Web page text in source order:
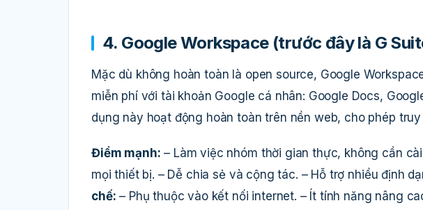
4. Google Workspace (trước đây là G
Mặc dù không hoàn toàn là open source, Google
miễn phí với tài khoản Google cá nhân: Google Docs,
dụng này hoạt động hoàn toàn trên nền web, cho phép
Điểm mạnh: – Làm việc nhóm thời gian thực, không cần
mọi thiết bị. – Dễ chia sẻ và cộng tác. – Hỗ trợ nhiều định
chế: – Phụ thuộc vào kết nối internet. – Ít tính năng nâng